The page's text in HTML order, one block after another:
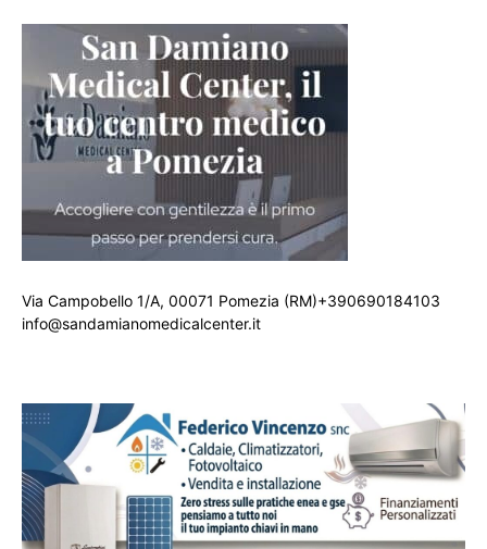
Via Campobello 1/A, 00071 Pomezia (RM)+390690184103
info@sandamianomedicalcenter.it